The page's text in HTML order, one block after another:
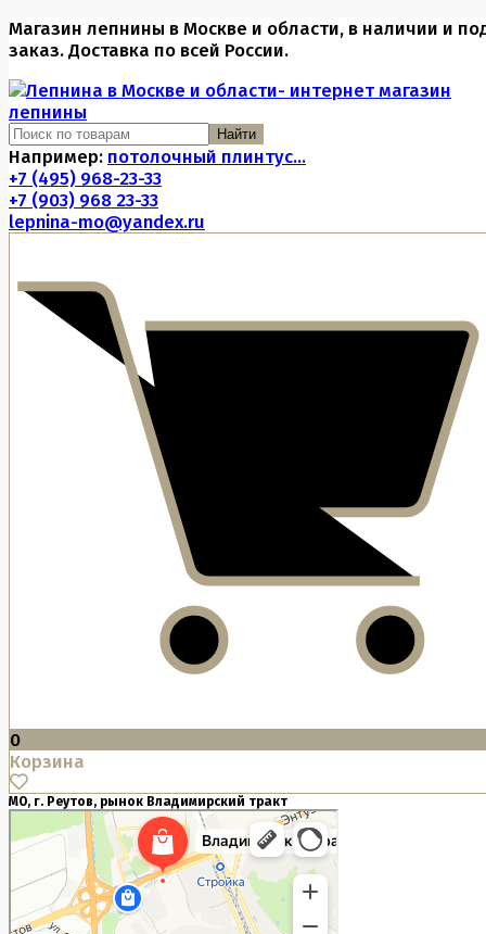
Магазин лепнины в Москве и области, в наличии и
заказ. Доставка по всей России.
Найти
Например: потолочный плинтус...
+7 (495) 968-23-33
+7 (903) 968 23-33
lepnina-mo@yandex.ru
0
Корзина
МО, г. Реутов, рынок Владимирский тракт